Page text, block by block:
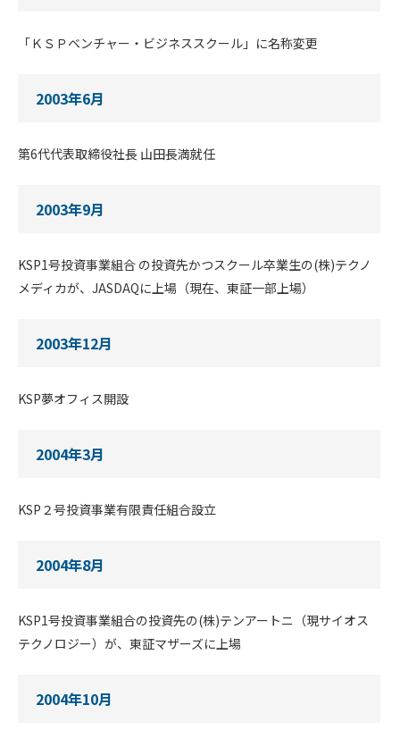
「ＫＳＰベンチャー・ビジネススクール」に名称変更
2003年6月
第6代代表取締役社長 山田長満就任
2003年9月
KSP1号投資事業組合 の投資先かつスクール卒業生の(株)テクノ
メディカが、JASDAQに上場（現在、東証一部上場）
2003年12月
KSP夢オフィス開設
2004年3月
KSP２号投資事業有限責任組合設立
2004年8月
KSP1号投資事業組合の投資先の(株)テンアートニ（現サイオス
テクノロジー）が、東証マザーズに上場
2004年10月